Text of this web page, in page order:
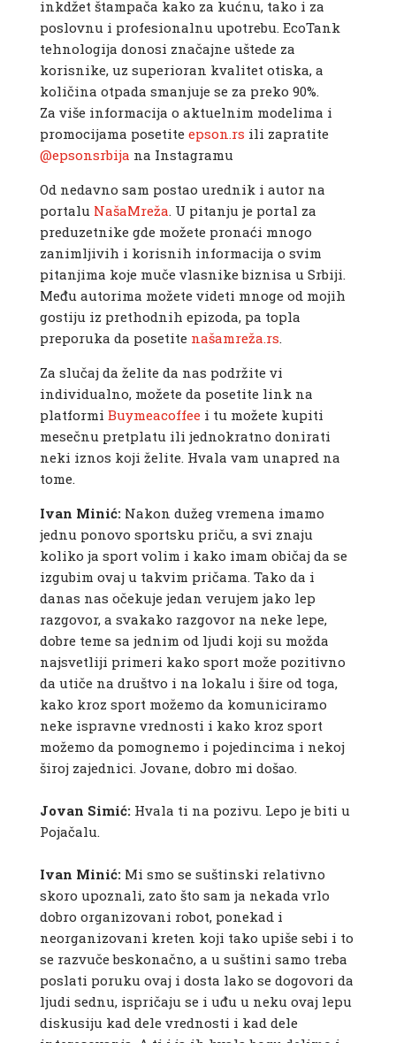
inkdžet štampača kako za kućnu, tako i za
poslovnu i profesionalnu upotrebu. EcoTank
tehnologija donosi značajne uštede za
korisnike, uz superioran kvalitet otiska, a
količina otpada smanjuje se za preko 90%.
Za više informacija o aktuelnim modelima i
promocijama posetite epson.rs ili zapratite
@epsonsrbija na Instagramu
Od nedavno sam postao urednik i autor na
portalu NašaMreža. U pitanju je portal za
preduzetnike gde možete pronaći mnogo
zanimljivih i korisnih informacija o svim
pitanjima koje muče vlasnike biznisa u Srbiji.
Među autorima možete videti mnoge od mojih
gostiju iz prethodnih epizoda, pa topla
preporuka da posetite našamreža.rs.
Za slučaj da želite da nas podržite vi
individualno, možete da posetite link na
platformi Buymeacoffeei tu možete kupiti
mesečnu pretplatu ili jednokratno donirati
neki iznos koji želite. Hvala vam unapred na
tome.
Ivan Minić: Nakon dužeg vremena imamo
jednu ponovo sportsku priču, a svi znaju
koliko ja sport volim i kako imam običaj da se
izgubim ovaj u takvim pričama. Tako da i
danas nas očekuje jedan verujem jako lep
razgovor, a svakako razgovor na neke lepe,
dobre teme sa jednim od ljudi koji su možda
najsvetliji primeri kako sport može pozitivno
da utiče na društvo i na lokalu i šire od toga,
kako kroz sport možemo da komuniciramo
neke ispravne vrednosti i kako kroz sport
možemo da pomognemo i pojedincima i nekoj
široj zajednici. Jovane, dobro mi došao.
Jovan Simić:Hvala ti na pozivu. Lepo je biti u
Pojačalu.
Ivan Minić:Mi smo se suštinski relativno
skoro upoznali, zato što sam ja nekada vrlo
dobro organizovani robot, ponekad i
neorganizovani kreten koji tako upiše sebi i to
se razvuče beskonačno, a u suštini samo treba
poslati poruku ovaj i dosta lako se dogovori da
ljudi sednu, ispričaju se i uđu u neku ovaj lepu
diskusiju kad dele vrednosti i kad dele